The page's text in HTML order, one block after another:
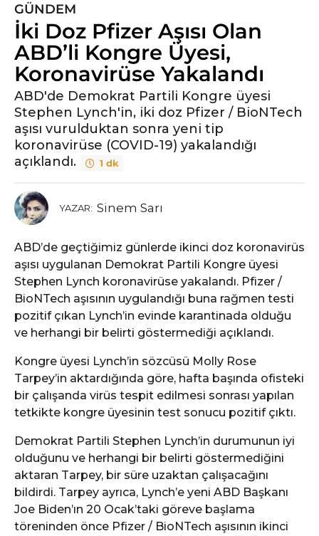
l
ö
n
c
e
GÜNDEM
İki Doz Pfizer Aşısı Olan
ABD’li Kongre Üyesi,
Koronavirüse Yakalandı
ABD'de Demokrat Partili Kongre üyesi
Stephen Lynch'in, iki doz Pfizer / BioNTech
aşısı vurulduktan sonra yeni tip
koronavirüse (COVID-19) yakalandığı
açıklandı.
1 dk
YAZAR: Sinem Sarı
ABD’de geçtiğimiz günlerde ikinci doz koronavirüs
aşısı uygulanan Demokrat Partili Kongre üyesi
Stephen Lynch koronavirüse yakalandı. Pfizer /
BioNTech aşısının uygulandığı buna rağmen testi
pozitif çıkan Lynch’in evinde karantinada olduğu
ve herhangi bir belirti göstermediği açıklandı.
Kongre üyesi Lynch’in sözcüsü Molly Rose
Tarpey’in aktardığında göre, hafta başında ofisteki
bir çalışanda virüs tespit edilmesi sonrası yapılan
tetkikte kongre üyesinin test sonucu pozitif çıktı.
Demokrat Partili Stephen Lynch’in durumunun iyi
olduğunu ve herhangi bir belirti göstermediğini
aktaran Tarpey, bir süre uzaktan çalışacağını
bildirdi. Tarpey ayrıca, Lynch’e yeni ABD Başkanı
Joe Biden’ın 20 Ocak’taki göreve başlama
töreninden önce Pfizer / BioNTech aşısının ikinci